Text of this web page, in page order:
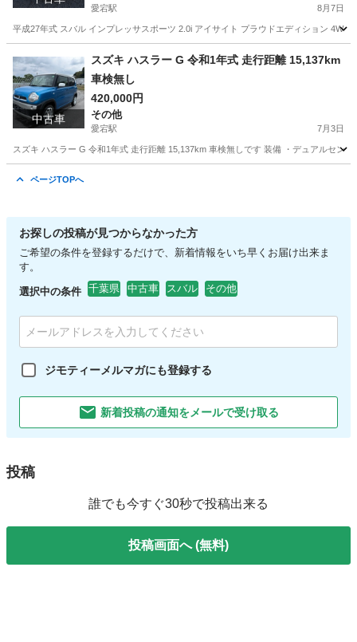
愛宕駅 8月7日
平成27年式 スバル インプレッサスポーツ 2.0i アイサイト プラウドエディション
愛宕駅 インプレッサ
中古車
スズキ ハスラー G 令和1年式 走行距離 15,137km
車検無し
420,000円
その他
愛宕駅 7月3日
スズキ ハスラー G 令和1年式 走行距離 15,137km 車検無しです 装備 ・デュアルセン
ページTOPへ
お探しの投稿が見つからなかった方
ご希望の条件を登録するだけで、新着情報をいち早くお届け出来ま
す。
選択中の条件 千葉県 中古車 スバル その他
ジモティーメルマガにも登録する
新着投稿の通知をメールで受け取る
投稿
誰でも今すぐ30秒で投稿出来る
投稿画面へ (無料)